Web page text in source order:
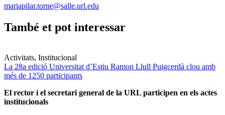
mariapilar.torne@salle.url.edu
També et pot interessar
Activitats, Institucional
La 28a edició Universitat d’Estiu Ramon Llull Puigcerdà clou amb
més de 1250 participants
El rector i el secretari general de la URL participen en els actes
institucionals